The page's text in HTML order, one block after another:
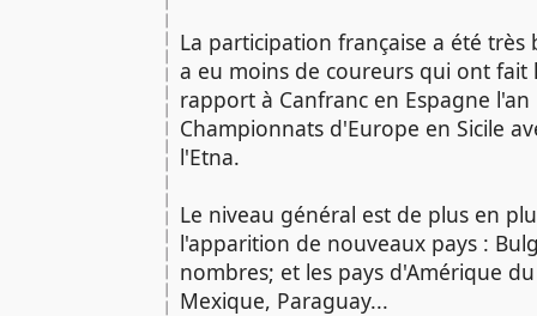
La participation française a été très
a eu moins de coureurs qui ont fait
rapport à Canfranc en Espagne l'an
Championnats d'Europe en Sicile
l'Etna.
Le niveau général est de plus en
l'apparition de nouveaux pays :
nombres; et les pays d'Amérique
Mexique, Paraguay...